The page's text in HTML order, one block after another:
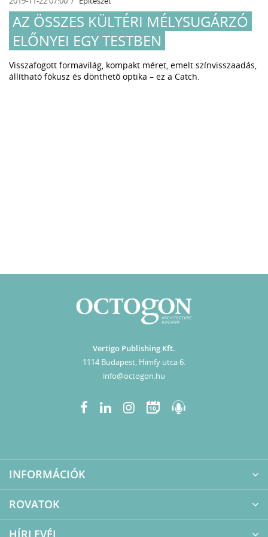
AZ ÖSSZES KÜLTÉRI MÉLYSUGÁRZÓ
ELŐNYEI EGY TESTBEN
Visszafogott formavilág, kompakt méret, emelt színvisszaadás,
állítható fókusz és dönthető optika – ez a Catch.
Vertigo Publishing Kft.
1114 Budapest, Himfy utca 6.
info@octogon.hu
10
INFORMÁCIÓK
ROVATOK